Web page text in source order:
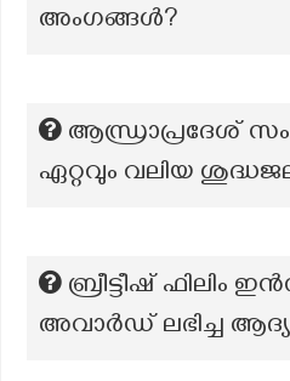
അംഗങ്ങൾ?
ആന്ധ്രാപ്രദേശ്
ഏറ്റവും വലിയ
ബ്രീട്ടീഷ് ഫിലിം
അവാര്‍ഡ് ലഭിച്ച ആദ്യ